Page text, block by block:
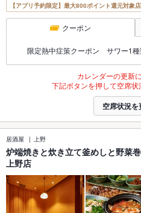
【アプリ予約限定】最大800ポイント還元対象店
クーポン
限定熱中症策クーポン サワー1種
カレンダーの更新
下記ボタンを押して空席状
空席状況を
居酒屋 上野
炉端焼きと炊き立て釜めしと野菜
上野店